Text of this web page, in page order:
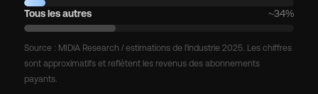
Tous les autres ~34%
Source : MIDiA Research / estimations de l'industrie 2025. Les chiffres
sont approximatifs et reflètent les revenus des abonnements
payants.